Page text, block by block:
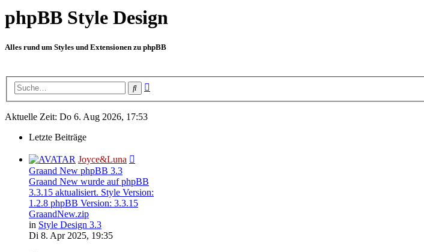
phpBB Style Design
Alles rund um Styles und Extensionen zu phpBB
Suche
Aktuelle Zeit: Do 6. Aug 2026, 17:53
Letzte Beiträge
Joyce&Luna
Graand New phpBB 3.3
Graand New wurde auf phpBB
3.3.15 aktualisiert. Style Version:
1.2.8 phpBB Version: 3.3.15
GraandNew.zip
in Style Design 3.3
Di 8. Apr 2025, 19:35